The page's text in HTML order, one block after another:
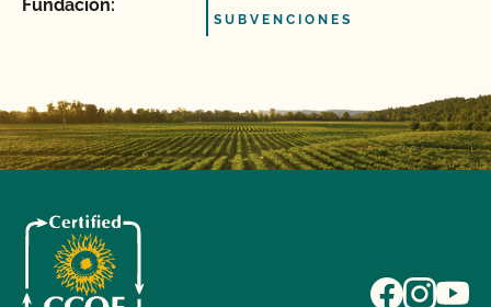
Fundación:
SUBVENCIONES